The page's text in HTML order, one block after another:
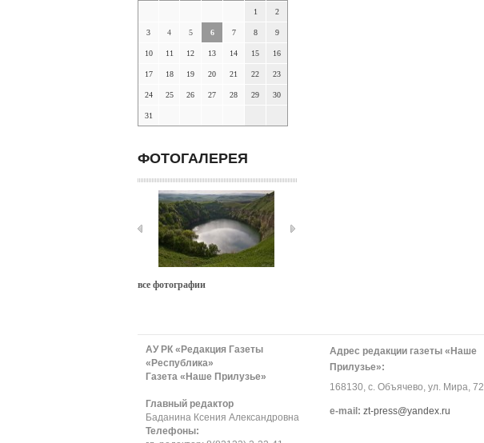
1 2
3 4 5 6 7 8 9
10 11 12 13 14 15 16
17 18 19 20 21 22 23
24 25 26 27 28 29 30
31
ФОТОГАЛЕРЕЯ
все фотографии
АУ РК «Редакция Газеты
«Республика»
Газета «Наше Прилузье»
Главный редактор
Баданина Ксения Александровна
Телефоны:
Адрес редакции газеты «Наше
Прилузье»:
168130, с. Объячево, ул. Мира, 72
е-mail: zt-press@yandex.ru